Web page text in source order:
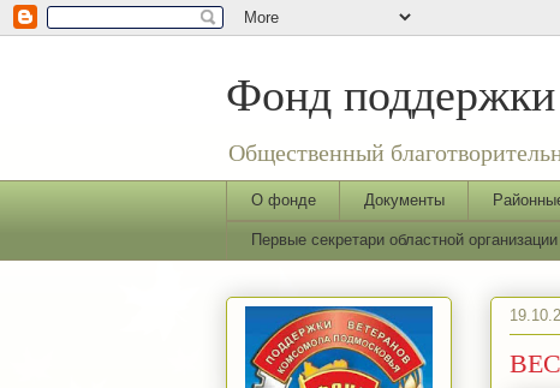
Фонд поддержки
Общественный
О фонде Документы
Первые секретари областной